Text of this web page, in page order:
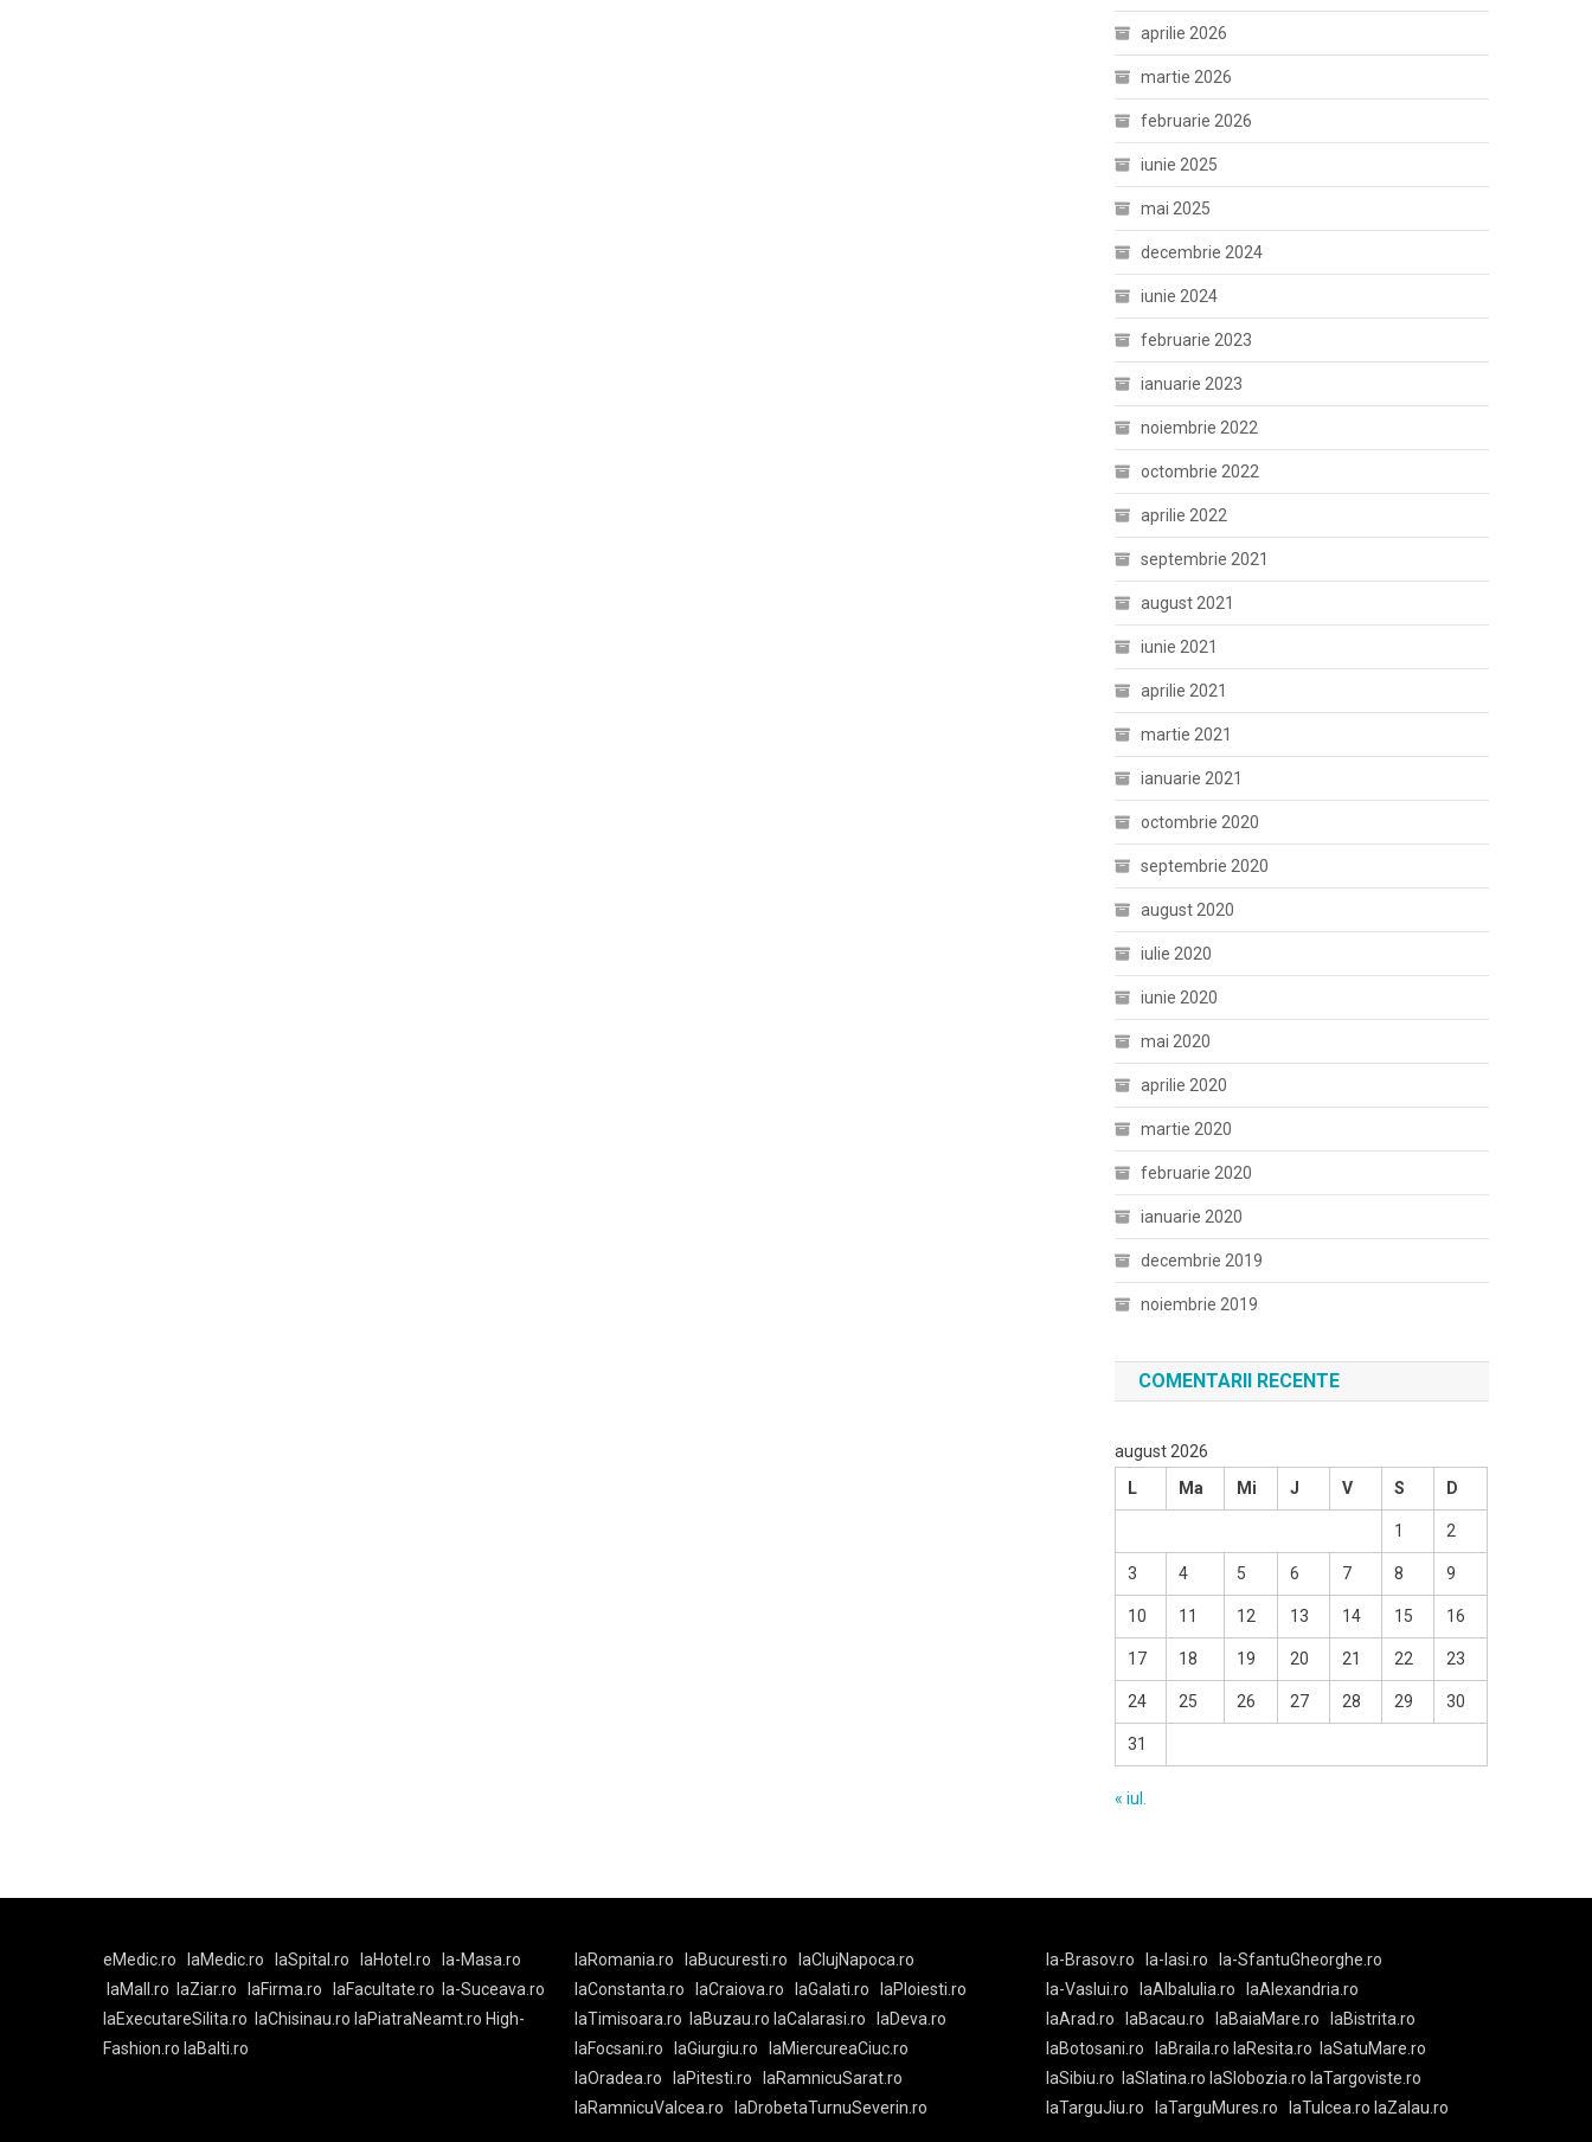
aprilie 2026
martie 2026
februarie 2026
iunie 2025
mai 2025
decembrie 2024
iunie 2024
februarie 2023
ianuarie 2023
noiembrie 2022
octombrie 2022
aprilie 2022
septembrie 2021
august 2021
iunie 2021
aprilie 2021
martie 2021
ianuarie 2021
octombrie 2020
septembrie 2020
august 2020
iulie 2020
iunie 2020
mai 2020
aprilie 2020
martie 2020
februarie 2020
ianuarie 2020
decembrie 2019
noiembrie 2019
COMENTARII RECENTE
august 2026
L
Ma Mi J V S D
1 2
3 4 5 6 7 8 9
10 11 12 13 14 15 16
17 18 19 20 21 22 23
24 25 26 27 28 29 30
31
« iul.
eMedic.ro laMedic.ro laSpital.ro laHotel.ro
la-Masa.ro
laMall.ro
laZiar.ro laFirma.ro laFacultate.ro
la-Suceava.ro
laExecutareSilita.ro
laChisinau.ro laPiatraNeamt.ro High-
Fashion.ro laBalti.ro
laRomania.ro laBucuresti.ro
laClujNapoca.ro
laConstanta.ro
laCraiova.ro laGalati.ro
laPloiesti.ro
laTimisoara.ro
laBuzau.ro laCalarasi.ro
laDeva.ro
laFocsani.ro
laGiurgiu.ro
laMiercureaCiuc.ro
laOradea.ro
laPitesti.ro
laRamnicuSarat.ro
laRamnicuValcea.ro
laDrobetaTurnuSeverin.ro
la-Brasov.ro la-Iasi.ro
la-SfantuGheorghe.ro
la-Vaslui.ro
laAlbaIulia.ro
laAlexandria.ro
laArad.ro
laBacau.ro laBaiaMare.ro
laBistrita.ro
laBotosani.ro
laBraila.ro laResita.ro
laSatuMare.ro
laSibiu.ro
laSlatina.ro laSlobozia.ro laTargoviste.ro
laTarguJiu.ro
laTarguMures.ro laTulcea.ro laZalau.ro